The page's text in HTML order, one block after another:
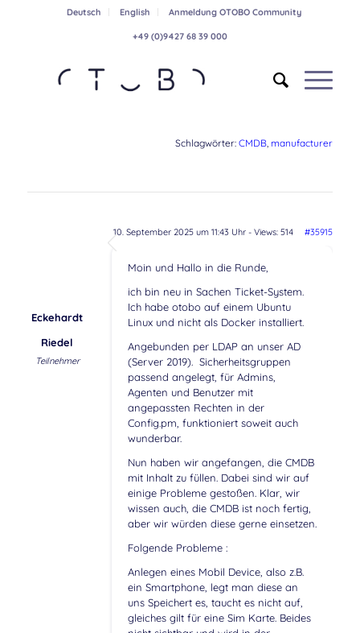
Deutsch English Anmeldung OTOBO Community
+49 (0)9427 68 39 000
Schlagwörter:CMDB, manufacturer
10. September 2025 um 11:43 Uhr- Views: 514 #35915
Eckehardt
Riedel
Teilnehmer
Moin und Hallo in die Runde,
ich bin neu in Sachen Ticket-System.
Ich habe otobo auf einem Ubuntu
Linux und nicht als Docker installiert.
Angebunden per LDAP an unser AD
(Server 2019). Sicherheitsgruppen
passend angelegt, für Admins,
Agenten und Benutzer mit
angepassten Rechten in der
Config.pm, funktioniert soweit auch
wunderbar.
Nun haben wir angefangen, die CMDB
mit Inhalt zu füllen. Dabei sind wir auf
einige Probleme gestoßen. Klar, wir
wissen auch, die CMDB ist noch fertig,
aber wir würden diese gerne einsetzen.
Folgende Probleme :
Anlegen eines Mobil Device, also z.B.
ein Smartphone, legt man diese an
uns Speichert es, taucht es nicht auf,
gleiches gilt für eine Sim Karte. Beides